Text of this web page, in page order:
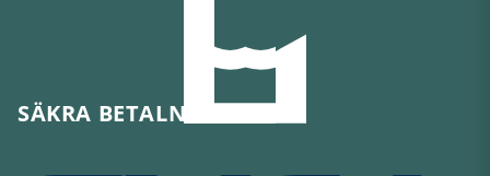
SÄKRA BETALNINGAR